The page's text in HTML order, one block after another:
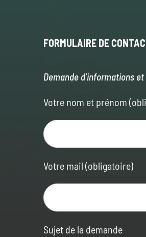
FORMULAIRE DE
Demande d’informations
Votre nom et prénom
Votre mail (obligatoire)
Sujet de la demande